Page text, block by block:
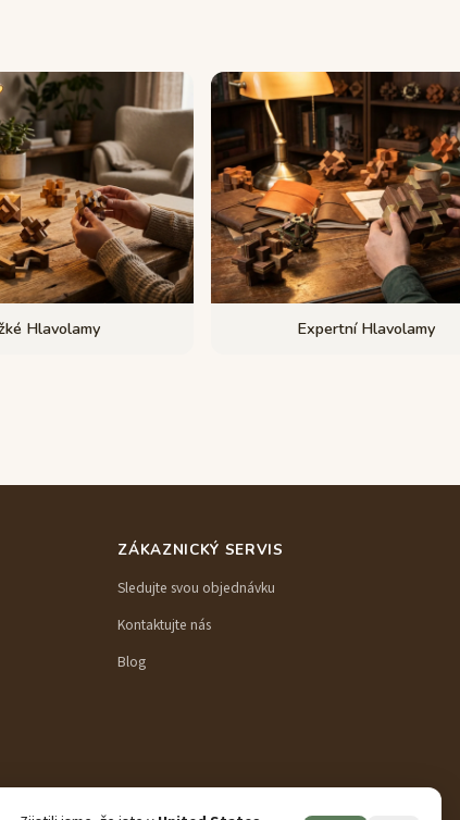
Hlavolamy Expertní Hlavolamy
ZÁKAZNICKÝ SERVIS
Sledujte svou objednávku
Kontaktujte nás
Blog